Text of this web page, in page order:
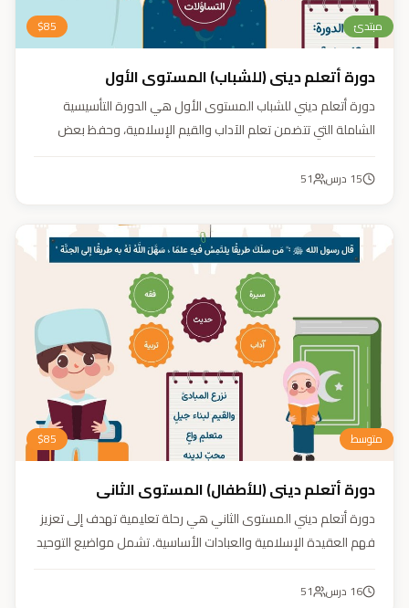
مبتدئ $85
دورة أتعلم ديني (للشباب) المستوى الأول
دورة أتعلم ديني للشباب المستوى الأول هي الدورة التأسيسية
الشاملة التي تتضمن تعلم الآداب والقيم الإسلامية، وحفظ بعض
السيرة النبوية (فقه، عقيدة، سيرة).
15 درس 51
متوسط $85
دورة أتعلم ديني (للأطفال) المستوى الثاني
دورة أتعلم ديني المستوى الثاني هي رحلة تعليمية تهدف إلى تعزيز
فهم العقيدة الإسلامية والعبادات الأساسية. تشمل مواضيع التوحيد
وتربية أبنائنا تربية إيمانية وأخلاقية وعلمية ونفسية واجتماعية.
16 درس 51